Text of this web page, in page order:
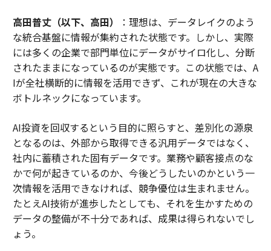
高田普丈（以下、高田）
：理想は、データレイクのよう
な統合基盤に情報が集約された状態です。しかし、実際
には多くの企業で部門単位にデータがサイロ化し、分断
されたままになっているのが実態です。この状態では、A
Iが全社横断的に情報を活用できず、これが現在の大きな
ボトルネックになっています。
AI投資を回収するという目的に照らすと、差別化の源泉
となるのは、外部から取得できる汎用データではなく、
社内に蓄積された固有データです。業務や顧客接点のな
かで何が起きているのか、今後どうしたいのかという一
次情報を活用できなければ、競争優位は生まれません。
たとえAI技術が進歩したとしても、それを生かすための
データの整備が不十分であれば、成果は得られないでし
ょう。